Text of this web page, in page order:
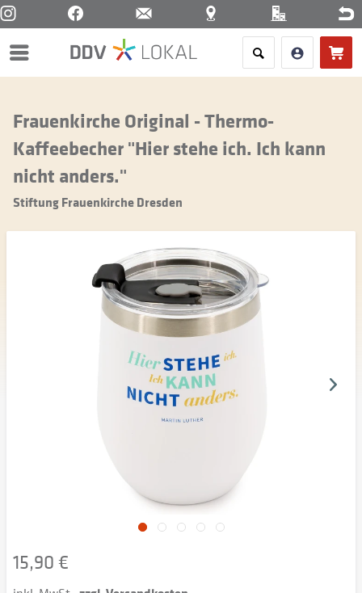
Menü
Frauenkirche Original - Thermo-
Kaffeebecher "Hier stehe ich. Ich kann
nicht anders."
Stiftung Frauenkirche Dresden
15,90 €